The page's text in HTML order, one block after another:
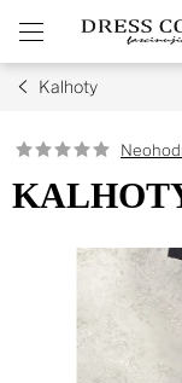
obsah
Kalhoty